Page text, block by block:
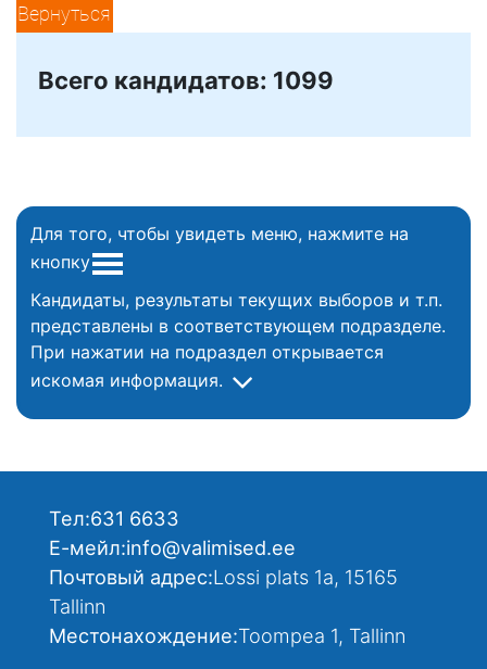
Вернуться
Всего кандидатов: 1099
Для того, чтобы увидеть меню, нажмите на
кнопку
Кандидаты, результаты текущих выборов и т.п.
представлены в соответствующем подразделе.
При нажатии на подраздел открывается
искомая информация.
Тел:631 6633
Е-мейл:info@valimised.ee
Почтовый адрес:Lossi plats 1a, 15165
Tallinn
Местонахождение:Toompea 1, Tallinn